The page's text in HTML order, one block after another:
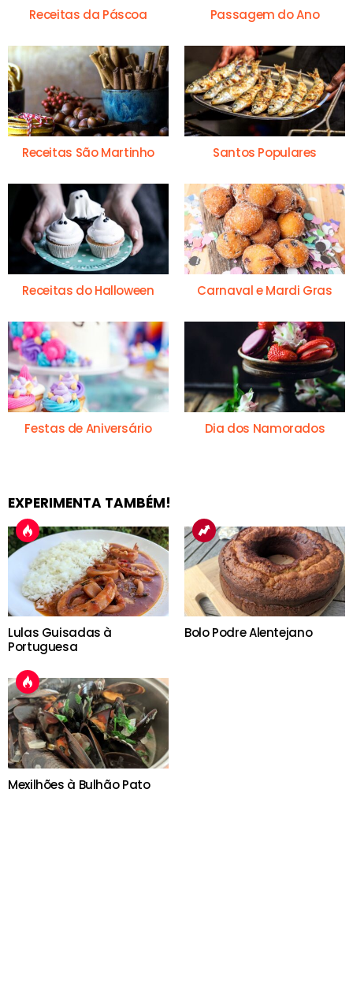
Receitas da Páscoa Passagem do Ano
Receitas São Martinho Santos Populares
Receitas do Halloween Carnaval e Mardi Gras
Festas de Aniversário Dia dos Namorados
EXPERIMENTA TAMBÉM!
Lulas Guisadas à
Portuguesa
Bolo Podre Alentejano
Mexilhões à Bulhão Pato